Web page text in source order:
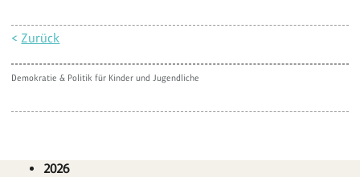
<Zurück
Demokratie & Politik für Kinder und Jugendliche
2026